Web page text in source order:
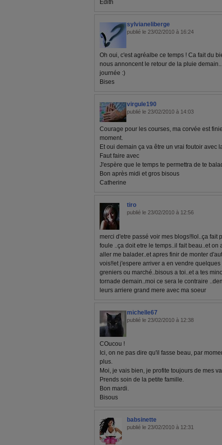
Edith
sylvianeliberge
publié le 23/02/2010 à 16:24
Oh oui, c'est agréalbe ce temps ! Ca fait du
nous annoncent le retour de la pluie
journée :)
Bises
virgule190
publié le 23/02/2010 à 14:03
Courage pour les courses, ma corvée est
moment.
Et oui demain ça va être un vrai foutoir avec
Faut faire avec
J'espère que le temps te permettra de te
Bon après midi et gros bisous
Catherine
tiro
publié le 23/02/2010 à 12:56
merci d'etre passé voir mes blogs!!lol..ça fait
foule ..ça doit etre le temps..il fait beau..et on
aller me balader..et apres finir de monter
vois!!et j'espere arriver a en vendre
greniers ou marché..bisous a toi..et a tes
tornade demain..moi ce sera le contraire
leurs arriere grand mere avec ma soeur
michelle67
publié le 23/02/2010 à 12:38
COucou !
Ici, on ne pas dire qu'il fasse beau, par
plus.
Moi, je vais bien, je profite toujours de mes
Prends soin de la petite famille.
Bon mardi.
Bisous
babsinette
publié le 23/02/2010 à 12:31